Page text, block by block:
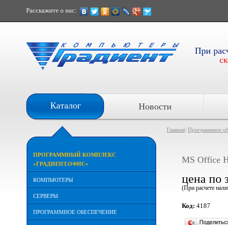
Расскажите о нас:
При
Каталог Новости
ПРОГРАММНЫЙ КОМПЛЕКС
«ГРАДИЕНТ.ОФИС»
КОМПЬЮТЕРЫ
СЕРВЕРЫ
ПРОГРАММНОЕ ОБЕСПЕЧЕНИЕ
Главная\ Программное
MS Office
цена по
(При расчете
Код: 4187